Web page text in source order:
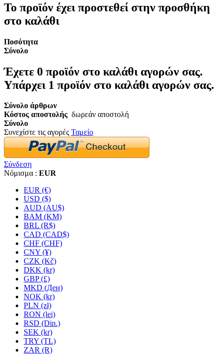
Το προϊόν έχει προστεθεί στην προσθήκη
στο καλάθι
Ποσότητα
Σύνολο
Έχετε 0 προϊόν στο καλάθι αγορών σας.
Υπάρχει 1 προϊόν στο καλάθι αγορών σας.
Σύνολο άρθρων
Κόστος αποστολής δωρεάν αποστολή
Σύνολο
Συνεχίστε τις αγορές Ταμείο
Σύνδεση
Νόμισμα : EUR
EUR (€)
USD ($)
AUD (AU$)
BAM (KM)
BRL (R$)
CAD (CAD$)
CHF (CHF)
CNY (¥)
CZK (Kč)
DKK (kr)
GBP (£)
MKD (Ден)
NOK (kr)
PLN (zł)
RON (lei)
RSD (Din.)
SEK (kr)
TRY (TL)
ZAR (R)